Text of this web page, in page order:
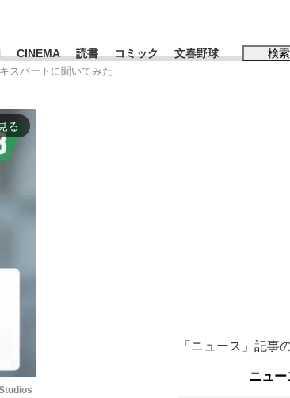
CINEMA 読書 コミック 文春野球 検索
スパートに聞いてみた
る
「ニュース」記事
ニュー